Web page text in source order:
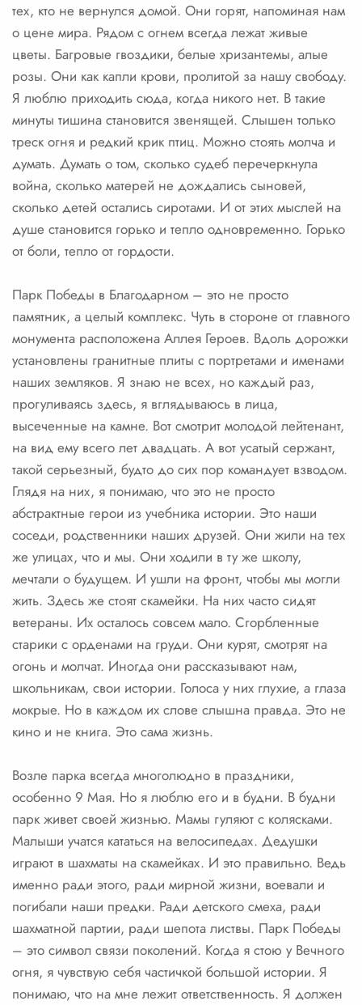
тех, кто не вернулся домой. Они горят, напоминая нам
о цене мира. Рядом с огнем всегда лежат живые
цветы. Багровые гвоздики, белые хризантемы, алые
розы. Они как капли крови, пролитой за нашу свободу.
Я люблю приходить сюда, когда никого нет. В такие
минуты тишина становится звенящей. Слышен только
треск огня и редкий крик птиц. Можно стоять молча и
думать. Думать о том, сколько судеб перечеркнула
война, сколько матерей не дождались сыновей,
сколько детей остались сиротами. И от этих мыслей на
душе становится горько и тепло одновременно. Горько
от боли, тепло от гордости.
Парк Победы в Благодарном – это не просто
памятник, а целый комплекс. Чуть в стороне от главного
монумента расположена Аллея Героев. Вдоль дорожки
установлены гранитные плиты с портретами и именами
наших земляков. Я знаю не всех, но каждый раз,
прогуливаясь здесь, я вглядываюсь в лица,
высеченные на камне. Вот смотрит молодой лейтенант,
на вид ему всего лет двадцать. А вот усатый сержант,
такой серьезный, будто до сих пор командует взводом.
Глядя на них, я понимаю, что это не просто
абстрактные герои из учебника истории. Это наши
соседи, родственники наших друзей. Они жили на тех
же улицах, что и мы. Они ходили в ту же школу,
мечтали о будущем. И ушли на фронт, чтобы мы могли
жить. Здесь же стоят скамейки. На них часто сидят
ветераны. Их осталось совсем мало. Сгорбленные
старики с орденами на груди. Они курят, смотрят на
огонь и молчат. Иногда они рассказывают нам,
школьникам, свои истории. Голоса у них глухие, а глаза
мокрые. Но в каждом их слове слышна правда. Это не
кино и не книга. Это сама жизнь.
Возле парка всегда многолюдно в праздники,
особенно 9 Мая. Но я люблю его и в будни. В будни
парк живет своей жизнью. Мамы гуляют с колясками.
Малыши учатся кататься на велосипедах. Дедушки
играют в шахматы на скамейках. И это правильно. Ведь
именно ради этого, ради мирной жизни, воевали и
погибали наши предки. Ради детского смеха, ради
шахматной партии, ради шепота листвы. Парк Победы
– это символ связи поколений. Когда я стою у Вечного
огня, я чувствую себя частичкой большой истории. Я
понимаю, что на мне лежит ответственность. Я должен